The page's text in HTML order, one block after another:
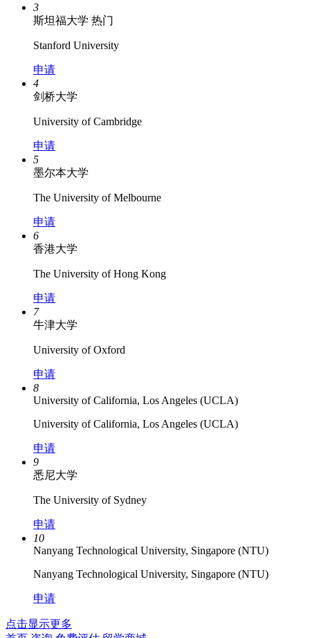
3
斯坦福大学 热门
Stanford University
申请
4
剑桥大学
University of Cambridge
申请
5
墨尔本大学
The University of Melbourne
申请
6
香港大学
The University of Hong Kong
申请
7
牛津大学
University of Oxford
申请
8
University of California, Los Angeles (UCLA)
University of California, Los Angeles (UCLA)
申请
9
悉尼大学
The University of Sydney
申请
10
Nanyang Technological University, Singapore (NTU)
Nanyang Technological University, Singapore (NTU)
申请
点击显示更多